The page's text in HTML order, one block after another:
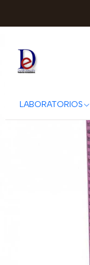
LABORATORIOS